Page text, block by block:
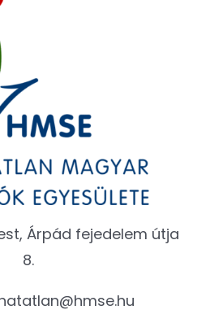
Árpád fejedelem útja
8.